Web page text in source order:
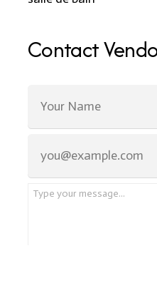
Contact